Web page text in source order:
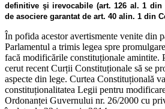
definitive şi irevocabile (art. 126 al. 1 din
de asociere garantat de art. 40 alin. 1 din
În pofida acestor avertismente venite din
Parlamentul a trimis legea spre
facă modificările constituționale amintite.
cerut recent Curții Constituționale să se
aspecte din lege. Curtea Constituțională
constituționalitatea Legii pentru
Ordonanței Guvernului nr. 26/2000 cu